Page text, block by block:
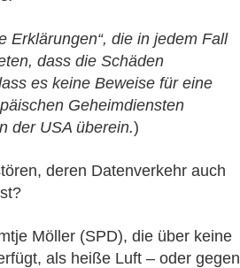
Erklärungen“, die in jedem Fall
dass die Schäden
es keine Beweise für eine
Geheimdiensten
der USA überein.)
deren Datenverkehr auch
Möller (SPD), die über keine
als heiße Luft – oder gegen